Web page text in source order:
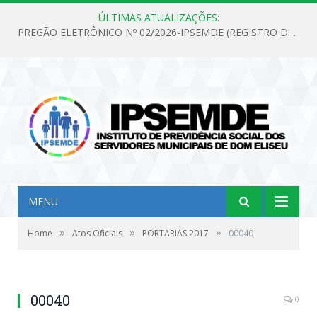
ÚLTIMAS ATUALIZAÇÕES:
PREGÃO ELETRÔNICO Nº 02/2026-IPSEMDE (REGISTRO DE PREÇOS PARA FUTURA E EVENTUAL AQUISIÇÃO DE MATERIAL DE LIMPEZA E GÊNEROS ALIMENTÍCIOS PARA ATENDER AS NECESSIDADES DO INSTITUTO DE PREVIDÊNCIA SOCIAL DOS SERVIDORES MUNICIPAIS DE DOM ELISEU.)
MENU
Home » Atos Oficiais » PORTARIAS 2017 » 00040
00040 0